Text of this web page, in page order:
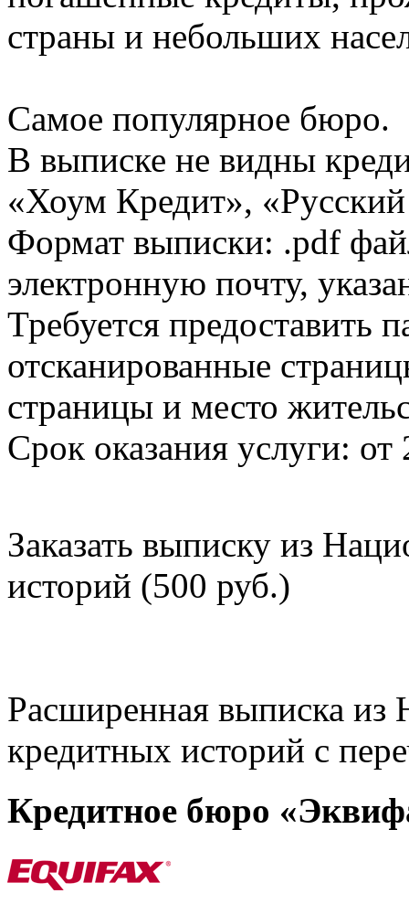
страны и небольших
Самое популярное бюро.
В выписке не видны
«Хоум Кредит»,
Формат выписки: .pdf
электронную почту,
Требуется предоставить
отсканированные
страницы и место
Срок оказания услуги: от
Заказать выписку из
историй (500 руб.)
Расширенная выписка из
кредитных историй с
Кредитное бюро